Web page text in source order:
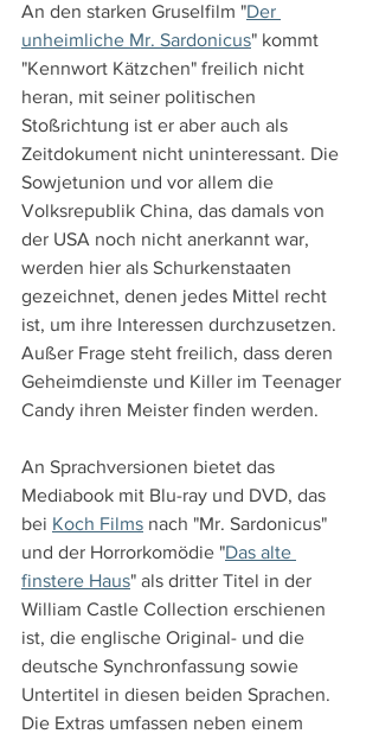
An den starken Gruselfilm "Der
unheimliche Mr. Sardonicus" kommt
"Kennwort Kätzchen" freilich nicht
heran, mit seiner politischen
Stoßrichtung ist er aber auch als
Zeitdokument nicht uninteressant. Die
Sowjetunion und vor allem die
Volksrepublik China, das damals von
der USA noch nicht anerkannt war,
werden hier als Schurkenstaaten
gezeichnet, denen jedes Mittel recht
ist, um ihre Interessen durchzusetzen.
Außer Frage steht freilich, dass deren
Geheimdienste und Killer im Teenager
Candy ihren Meister finden werden.
An Sprachversionen bietet das
Mediabook mit Blu-ray und DVD, das
bei Koch Films nach "Mr. Sardonicus"
und der Horrorkomödie "Das alte
finstere Haus" als dritter Titel in der
William Castle Collection erschienen
ist, die englische Original- und die
deutsche Synchronfassung sowie
Untertitel in diesen beiden Sprachen.
Die Extras umfassen neben einem